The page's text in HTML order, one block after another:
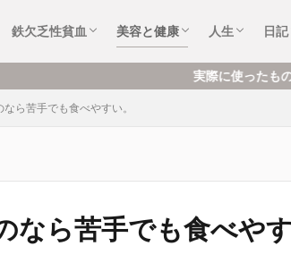
鉄欠乏性貧血 美容と健康
美容と健康アイテム
美容と健康の本
人生
おすすめ本
音楽・アニ
趣味・好き
仕事・転職
社会不安症
日記
で
お
ハ
実際に使ったもの・体験をもとに、暮らし・
ら苦手でも食べやすい。
なら苦手でも食べや